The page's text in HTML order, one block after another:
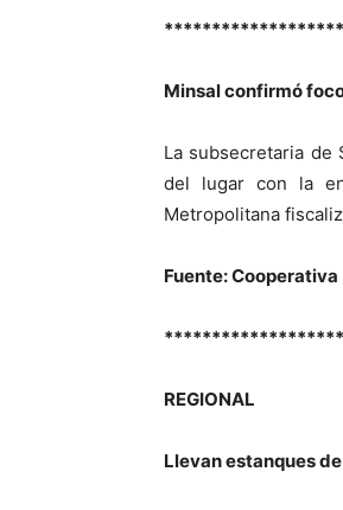
Minsal confirmó
La subsecretaria de
del lugar con la
Metropolitana
Fuente: Cooperativa
REGIONAL
Llevan estanques